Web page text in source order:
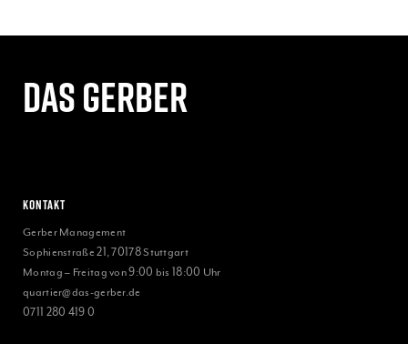
Das gerber
Kontakt
Gerber Management
Sophienstraße 21, 70178 Stuttgart
Montag – Freitag von 9:00 bis 18:00 Uhr
quartier@das-gerber.de
0711 280 419 0